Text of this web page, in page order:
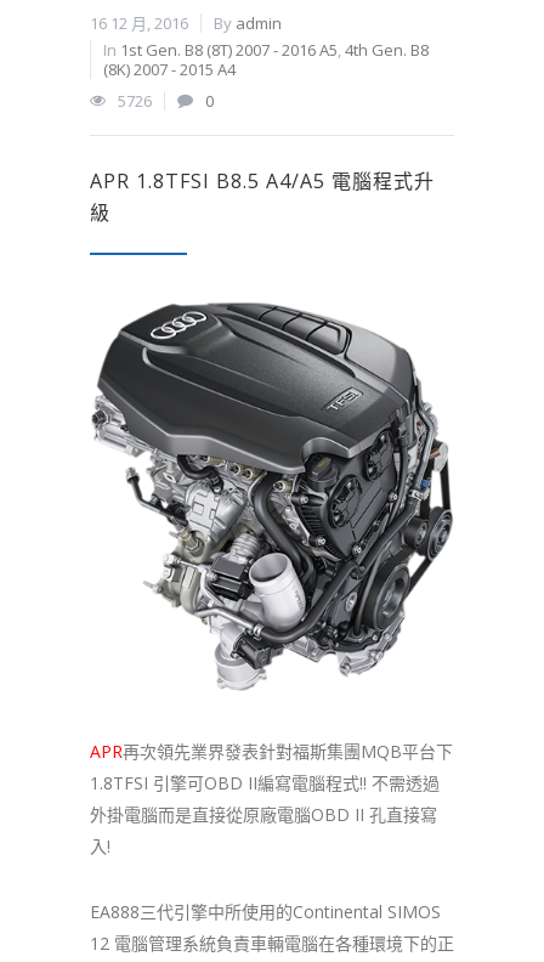
16 12 月, 2016 By admin
In 1st Gen. B8 (8T) 2007 - 2016 A5,4th Gen. B8
(8K) 2007 - 2015 A4
5726
0
APR 1.8TFSI B8.5 A4/A5 電腦程式升
級
APR再次領先業界發表針對福斯集團MQB平台下
1.8TFSI 引擎可OBD II編寫電腦程式!! 不需透過
外掛電腦而是直接從原廠電腦OBD II 孔直接寫
入!
EA888三代引擎中所使用的Continental SIMOS
12 電腦管理系統負責車輛電腦在各種環境下的正